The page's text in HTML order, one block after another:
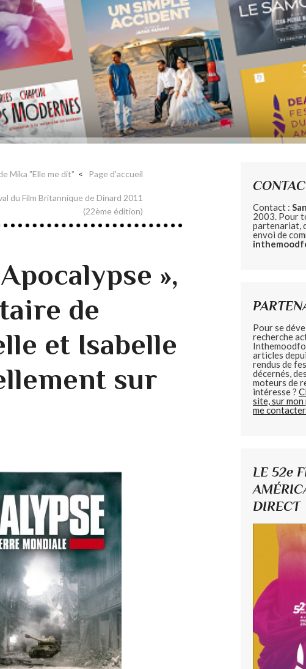
Mika "Elle me dit" Page d'accueil
du Film Britannique de Dinard 2011
(22ème édition)
»,
de
et Isabelle
sur
Contact :
2003. Pour
partenariat,
envoi de
Pour se
recherche
articles
rendus de
décernés,
moteurs de
intéresse ?
site, sur
me
LE 52e
DIRECT